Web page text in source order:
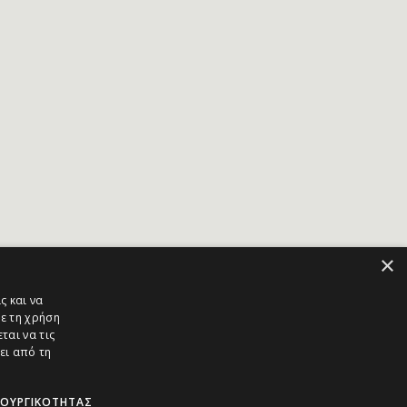
×
και να
τη χρήση
να τις
από τη